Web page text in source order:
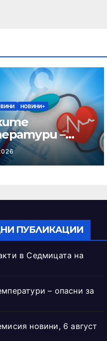
НОВИНИ+
–
за сърцето
ПУБЛИКАЦИИ
в Седмицата на
– опасни за
новини, 6 август